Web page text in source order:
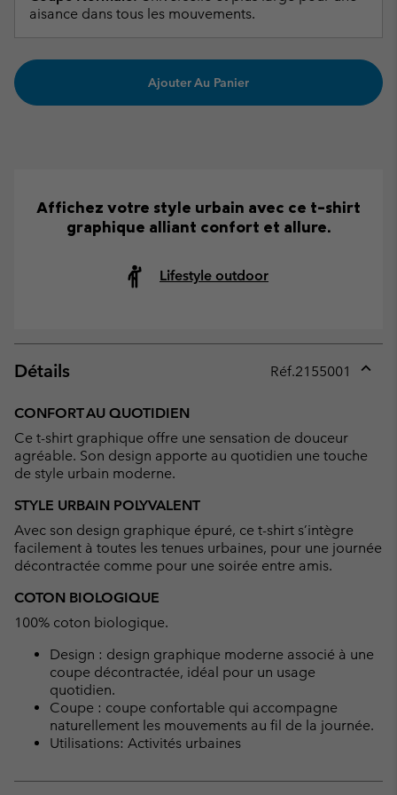
aisance dans tous les mouvements.
Ajouter Au Panier
Affichez votre style urbain avec ce t-shirt
graphique alliant confort et allure.
Lifestyle outdoor
Détails Réf.2155001
CONFORT AU QUOTIDIEN
Ce t-shirt graphique offre une sensation de douceur
agréable. Son design apporte au quotidien une touche
de style urbain moderne.
STYLE URBAIN POLYVALENT
Avec son design graphique épuré, ce t-shirt s’intègre
facilement à toutes les tenues urbaines, pour une journée
décontractée comme pour une soirée entre amis.
COTON BIOLOGIQUE
100% coton biologique.
Design : design graphique moderne associé à une
coupe décontractée, idéal pour un usage
quotidien.
Coupe : coupe confortable qui accompagne
naturellement les mouvements au fil de la journée.
Utilisations: Activités urbaines